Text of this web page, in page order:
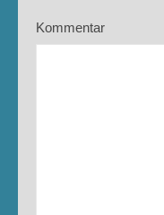
Kommentar